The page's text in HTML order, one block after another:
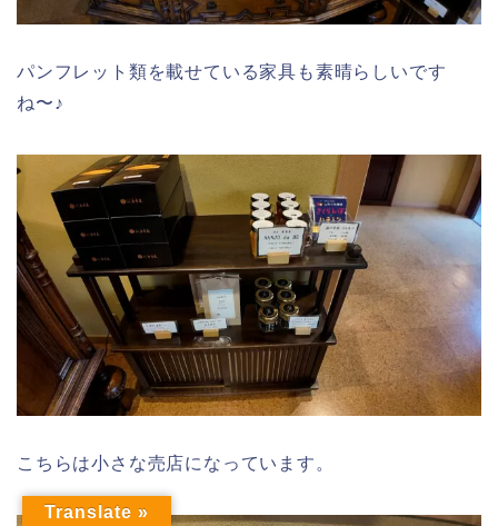
パンフレット類を載せている家具も素晴らしいです
ね〜♪
こちらは小さな売店になっています。
Translate »